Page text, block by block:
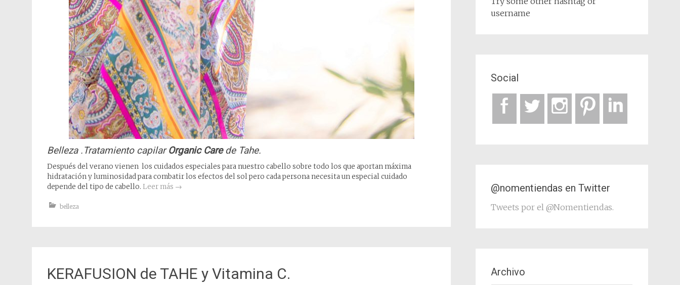
Belleza .Tratamiento capilarOrganic Carede Tahe.
Después del verano vienen los cuidados especiales para nuestro cabello sobre todo los que aportan máxima
hidratación y luminosidad para combatir los efectos del sol pero cada persona necesita un especial cuidado
depende del tipo de cabello. Leer más →
belleza
KERAFUSION de TAHE y Vitamina C.
username
Social
@nomentiendas en Twitter
Tweets por el @Nomentiendas.
Archivo